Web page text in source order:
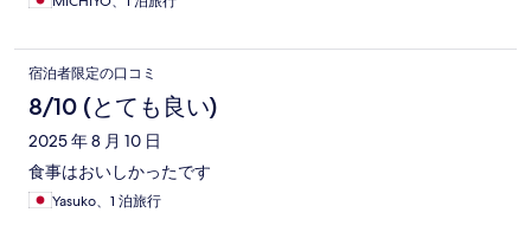
宿泊者限定の口コミ
8/10 (とても良い)
2025 年 8 月 10 日
食事はおいしかったです
Yasuko、1 泊旅行